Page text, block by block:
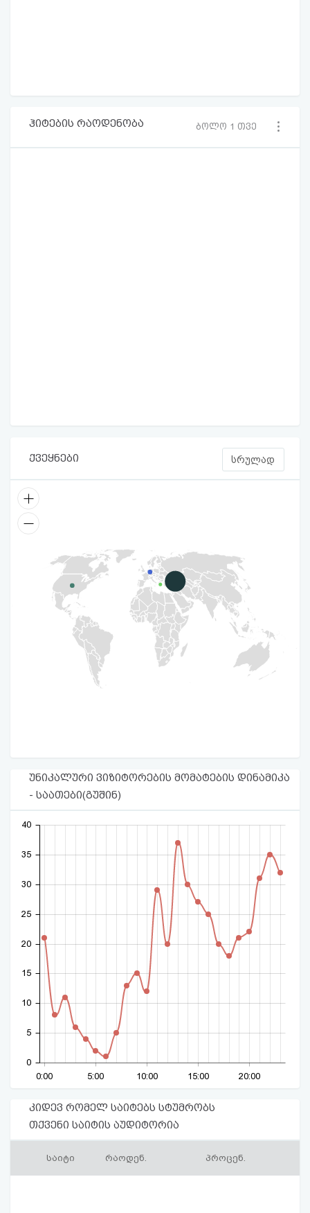
ჰიტების რაოდენობა ბოლო 1 თვე
ქვეყნები სრულად
უნიკალური ვიზიტორების მომატების დინამიკა
- საათები(გუშინ)
0:00 5:00 10:00 15:00 20:00
0
5
10
15
20
25
30
35
40
კიდევ რომელ საიტებს სტუმრობს
თქვენი საიტის აუდიტორია
საიტი რაოდენ. პროცენ.